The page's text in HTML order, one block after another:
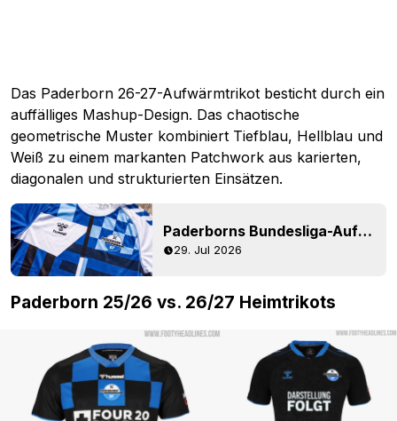
Das Paderborn 26-27-Aufwärmtrikot besticht durch ein
auffälliges Mashup-Design. Das chaotische
geometrische Muster kombiniert Tiefblau, Hellblau und
Weiß zu einem markanten Patchwork aus karierten,
diagonalen und strukturierten Einsätzen.
Paderborns Bundesliga-Aufwärmtrikot für die Saison 26/27 ist geleakt
29. Jul 2026
Paderborn 25/26 vs. 26/27 Heimtrikots